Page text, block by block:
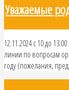
Уважаемые
12.11.2024 с 10 до
линии по вопросам
году (пожелания,